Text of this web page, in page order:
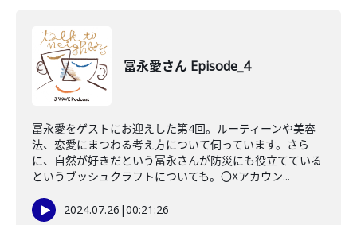
冨永愛さん Episode_4
冨永愛をゲストにお迎えした第4回。ルーティーンや美容
法、恋愛にまつわる考え方について伺っています。さら
に、自然が好きだという冨永さんが防災にも役立てている
というブッシュクラフトについても。〇Xアカウン...
2024.07.26 |00:21:26